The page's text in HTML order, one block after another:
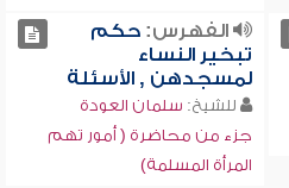
الفهرس:حكم
تبخير النساء
لمسجدهن , الأسئلة
للشيخ: سلمان العودة
جزء من محاضرة ( أمور تهم
المرأة المسلمة)